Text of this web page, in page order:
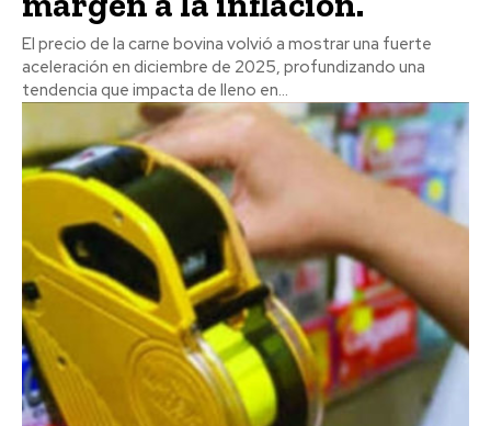
El precio de la carne bovina volvió a mostrar una fuerte
aceleración en diciembre de 2025, profundizando una
tendencia que impacta de lleno en...